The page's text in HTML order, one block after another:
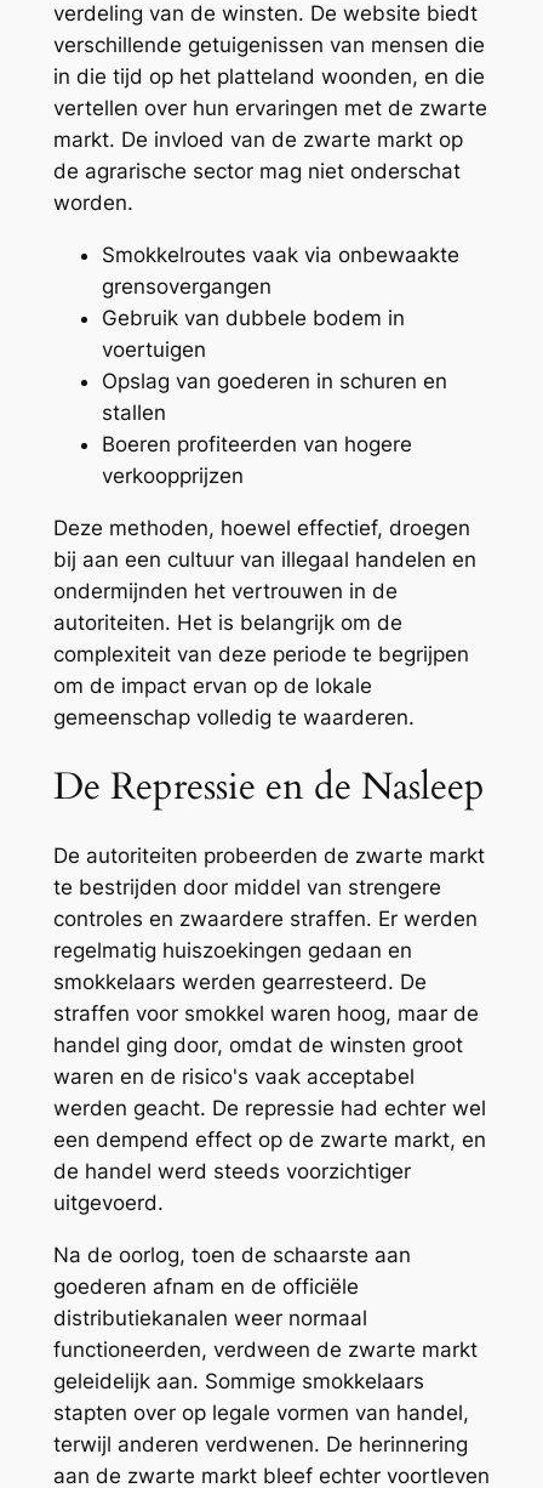
verdeling van de winsten. De website biedt
verschillende getuigenissen van mensen die
in die tijd op het platteland woonden, en die
vertellen over hun ervaringen met de zwarte
markt. De invloed van de zwarte markt op
de agrarische sector mag niet onderschat
worden.
Smokkelroutes vaak via onbewaakte
grensovergangen
Gebruik van dubbele bodem in
voertuigen
Opslag van goederen in schuren en
stallen
Boeren profiteerden van hogere
verkoopprijzen
Deze methoden, hoewel effectief, droegen
bij aan een cultuur van illegaal handelen en
ondermijnden het vertrouwen in de
autoriteiten. Het is belangrijk om de
complexiteit van deze periode te begrijpen
om de impact ervan op de lokale
gemeenschap volledig te waarderen.
De Repressie en de Nasleep
De autoriteiten probeerden de zwarte markt
te bestrijden door middel van strengere
controles en zwaardere straffen. Er werden
regelmatig huiszoekingen gedaan en
smokkelaars werden gearresteerd. De
straffen voor smokkel waren hoog, maar de
handel ging door, omdat de winsten groot
waren en de risico's vaak acceptabel
werden geacht. De repressie had echter wel
een dempend effect op de zwarte markt, en
de handel werd steeds voorzichtiger
uitgevoerd.
Na de oorlog, toen de schaarste aan
goederen afnam en de officiële
distributiekanalen weer normaal
functioneerden, verdween de zwarte markt
geleidelijk aan. Sommige smokkelaars
stapten over op legale vormen van handel,
terwijl anderen verdwenen. De herinnering
aan de zwarte markt bleef echter voortleven